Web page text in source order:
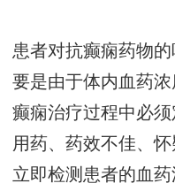
患者对抗癫痫药物
要是由于体内血药
癫痫治疗过程中必
用药、药效不佳、
立即检测患者的血